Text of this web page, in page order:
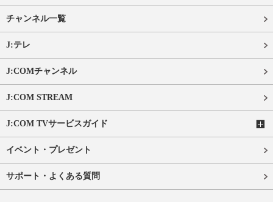
チャンネル一覧
J:テレ
J:COMチャンネル
J:COM STREAM
J:COM TVサービスガイド
イベント・プレゼント
サポート・よくある質問